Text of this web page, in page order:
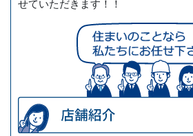
せていただきます！！